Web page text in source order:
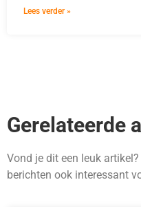
Lees verder »
Gerelateerde
Vond je dit een leuk
berichten ook interessant